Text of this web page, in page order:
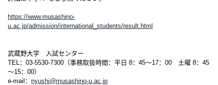
https://www.musashino-
u.ac.jp/admission/international_students/result.html
武蔵野大学 入試センター
TEL：03-5530-7300（事務取扱時間：平日 8：45～17：00 土曜 8：45
～15：00）
e-mail： nyushi@musashino-u.ac.jp